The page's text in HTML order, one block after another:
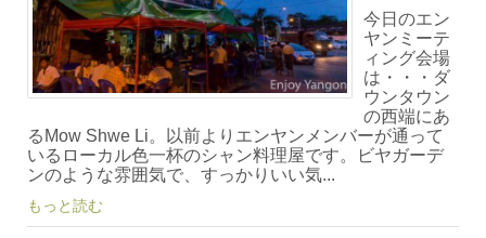
今日のエン
ヤンミーテ
ィング会場
は・・・ダ
ウンタウン
の西端にあ
るMow Shwe Li。以前よりエンヤンメンバーが通って
いるローカル色一杯のシャン料理屋です。ビヤガーデ
ンのような雰囲気で、すっかりいい気...
もっと読む